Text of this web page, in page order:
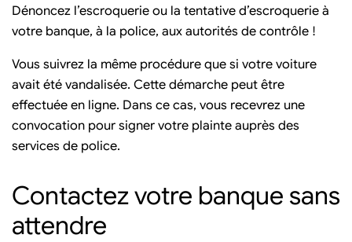
Dénoncez l’escroquerie ou la tentative d’escroquerie à
votre banque, à la police, aux autorités de contrôle !
Vous suivrez la même procédure que si votre voiture
avait été vandalisée. Cette démarche peut être
effectuée en ligne. Dans ce cas, vous recevrez une
convocation pour signer votre plainte auprès des
services de police.
Contactez votre banque sans
attendre